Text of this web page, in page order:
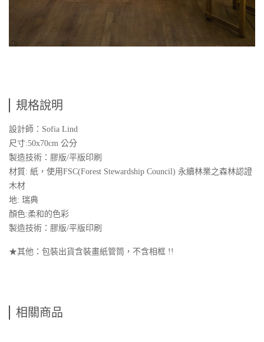
規格說明
設計師：Sofia Lind
尺寸:50x70cm 公分
製造技術：膠版/平版印刷
材質: 紙，使用FSC(Forest Stewardship Council) 永續林業之森林認證
木材
地: 瑞典
顏色:柔和的色彩
製造技術：膠版/平版印刷
★其他：包裝出貨含裝畫紙管筒，不含相框 !!
相關商品